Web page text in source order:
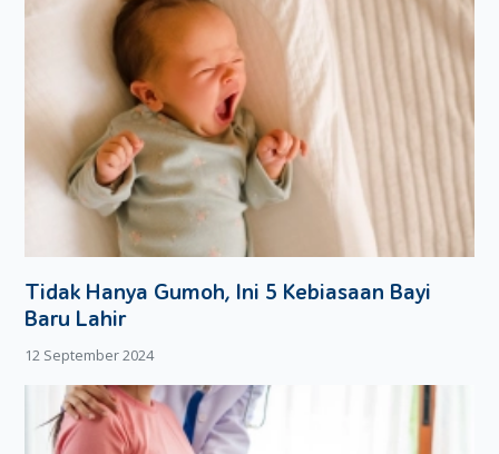
Tidak Hanya Gumoh, Ini 5 Kebiasaan Bayi
Baru Lahir
12 September 2024